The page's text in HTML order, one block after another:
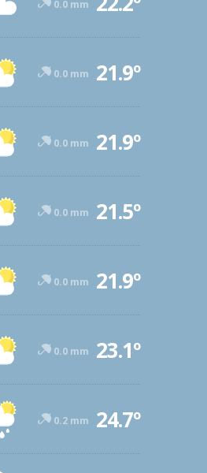
0.0 mm
0.0 mm 21.9º
0.0 mm 21.9º
0.0 mm 21.5º
0.0 mm 21.9º
0.0 mm 23.1º
0.2 mm 24.7º